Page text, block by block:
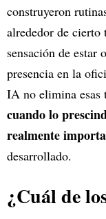
construyeron
alrededor de cierto
sensación de estar
presencia en la
IA no elimina esas
cuando lo
realmente importa
desarrollado.
¿Cuál de